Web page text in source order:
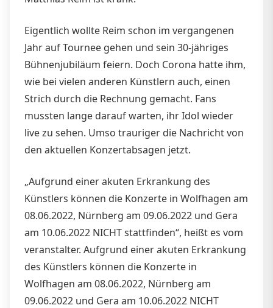
Eigentlich wollte Reim schon im vergangenen
Jahr auf Tournee gehen und sein 30-jähriges
Bühnenjubiläum feiern. Doch Corona hatte ihm,
wie bei vielen anderen Künstlern auch, einen
Strich durch die Rechnung gemacht. Fans
mussten lange darauf warten, ihr Idol wieder
live zu sehen. Umso trauriger die Nachricht von
den aktuellen Konzertabsagen jetzt.
„Aufgrund einer akuten Erkrankung des
Künstlers können die Konzerte in Wolfhagen am
08.06.2022, Nürnberg am 09.06.2022 und Gera
am 10.06.2022 NICHT stattfinden“, heißt es vom
veranstalter. Aufgrund einer akuten Erkrankung
des Künstlers können die Konzerte in
Wolfhagen am 08.06.2022, Nürnberg am
09.06.2022 und Gera am 10.06.2022 NICHT